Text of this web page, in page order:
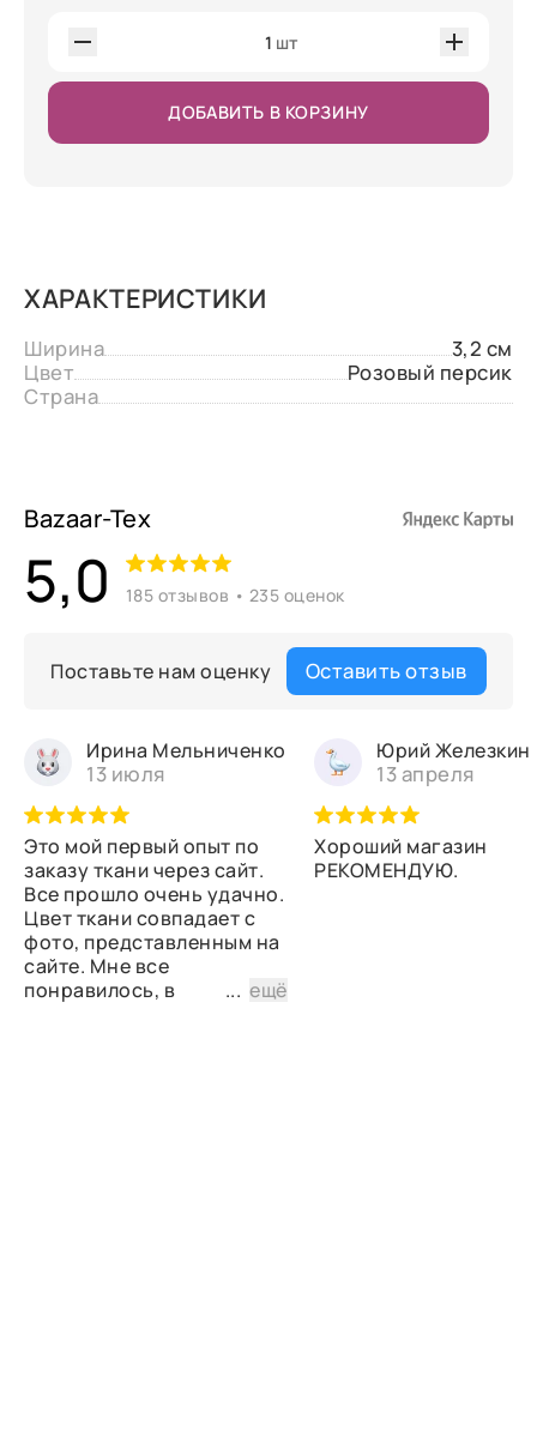
1 шт
ДОБАВИТЬ В КОРЗИНУ
ХАРАКТЕРИСТИКИ
Ширина
3,2 см
Цвет
Розовый персик
Страна
Bazaar-Tex
5,0 185 отзывов • 235 оценок
Поставьте нам оценку Оставить отзыв
Ирина Мельниченко
13 июля
Это мой первый опыт по
заказу ткани через сайт.
Все прошло очень удачно.
Цвет ткани совпадает с
фото, представленным на
сайте. Мне все
понравилось, в
...ещё
Юрий Железкин
13 апреля
Хороший магазин
РЕКОМЕНДУЮ.